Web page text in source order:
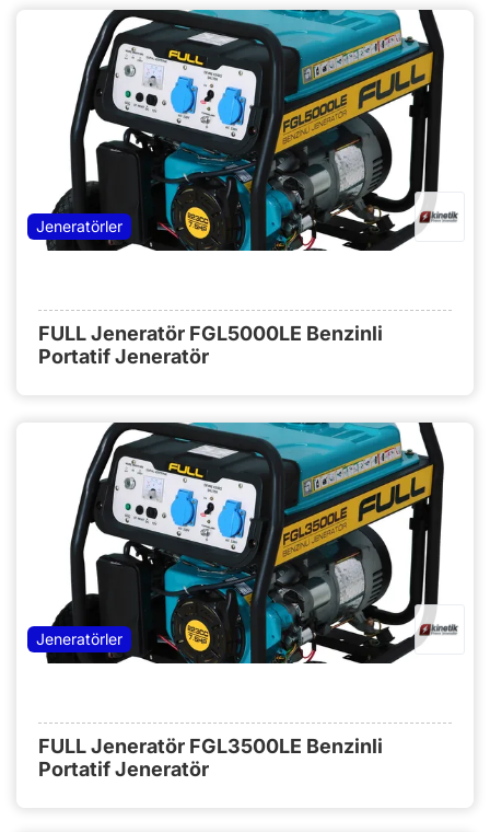
Jeneratörler
FULL Jeneratör FGL5000LE Benzinli
Portatif Jeneratör
Jeneratörler
FULL Jeneratör FGL3500LE Benzinli
Portatif Jeneratör